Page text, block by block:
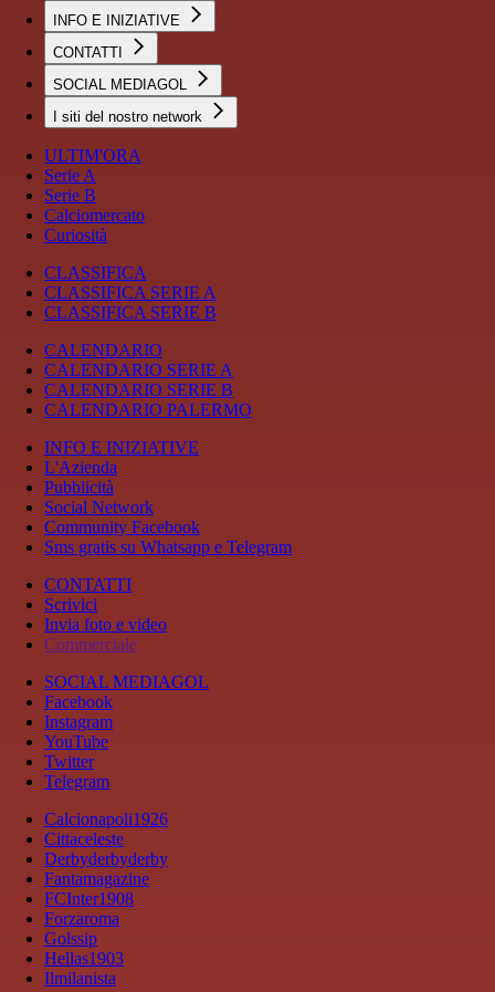
INFO E INIZIATIVE
CONTATTI
SOCIAL MEDIAGOL
I siti del nostro network
ULTIM'ORA
Serie A
Serie B
Calciomercato
Curiosità
CLASSIFICA
CLASSIFICA SERIE A
CLASSIFICA SERIE B
CALENDARIO
CALENDARIO SERIE A
CALENDARIO SERIE B
CALENDARIO PALERMO
INFO E INIZIATIVE
L'Azienda
Pubblicità
Social Network
Community Facebook
Sms gratis su Whatsapp e Telegram
CONTATTI
Scrivici
Invia foto e video
Commerciale
SOCIAL MEDIAGOL
Facebook
Instagram
YouTube
Twitter
Telegram
Calcionapoli1926
Cittaceleste
Derbyderbyderby
Fantamagazine
FCInter1908
Forzaroma
Golssip
Hellas1903
Ilmilanista